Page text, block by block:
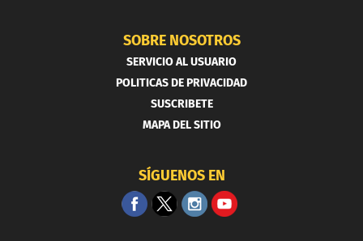
SOBRE NOSOTROS
SERVICIO AL USUARIO
POLITICAS DE PRIVACIDAD
SUSCRIBETE
MAPA DEL SITIO
SÍGUENOS EN